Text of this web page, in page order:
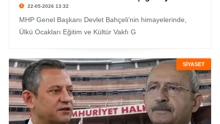
22-05-2026 13:32
MHP Genel Başkanı Devlet Bahçeli’nin himayelerinde,
Ülkü Ocakları Eğitim ve Kültür Vakfı G
SİYASET